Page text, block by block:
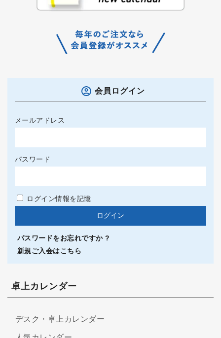
会員ログイン
メールアドレス
パスワード
ログイン情報を記憶
パスワードをお忘れですか ?
新規ご入会はこちら
卓上カレンダー
デスク・卓上カレンダー